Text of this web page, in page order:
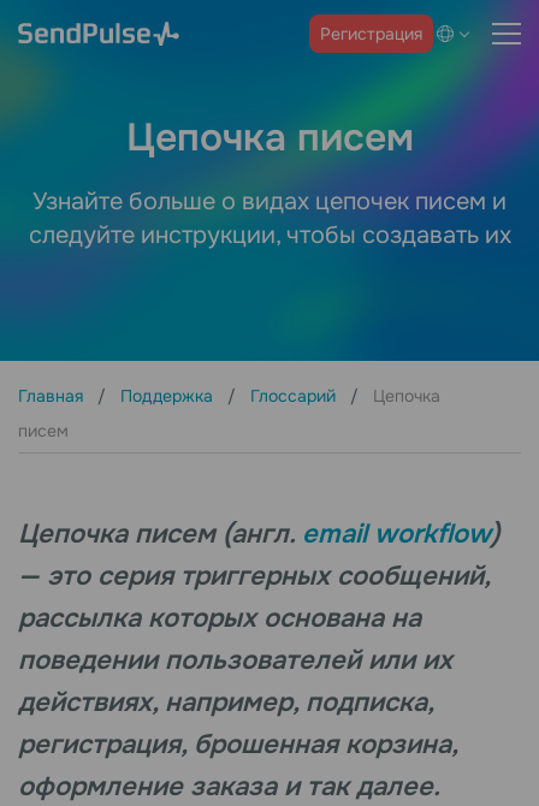
Регистрация
Цепочка писем
Узнайте больше о видах цепочек писем и
следуйте инструкции, чтобы создавать их
Главная Поддержка Глоссарий
Цепочка
писем
Цепочка писем (англ. email workflow)
— это серия триггерных сообщений,
рассылка которых основана на
поведении пользователей или их
действиях, например, подписка,
регистрация, брошенная корзина,
оформление заказа и так далее.